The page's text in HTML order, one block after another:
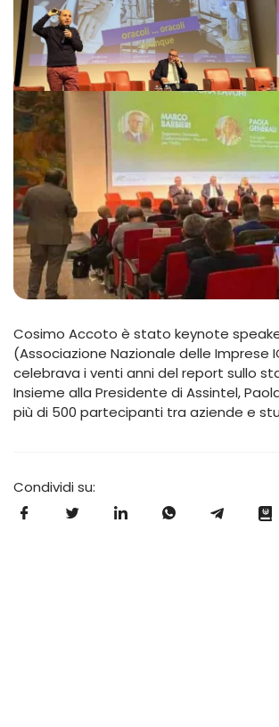
Cosimo Accoto è stato keynote speaker
(Associazione Nazionale delle
celebrava i venti anni del report sullo
Insieme alla Presidente di Assintel,
più di 500 partecipanti tra aziende e
Condividi su: